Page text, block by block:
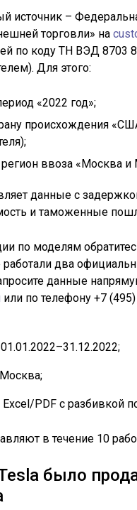
источник –
торговли» на
по коду ТН ВЭД 8703
Для этого:
«2022 год»;
происхождения
регион ввоза «Москва и
данные с
и таможенные
по моделям
два
данные
или по телефону +7
PDF с разбивкой
в течение 10
было